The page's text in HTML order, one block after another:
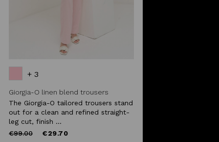
+ 3
Giorgia-O linen blend trousers
The Giorgia-O tailored trousers stand
out for a clean and refined straight-
leg cut, finish ...
Price
€99.00to €29.70